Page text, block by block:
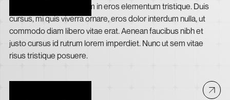
Suspendisse varius enim in eros elementum tristique. Duis
cursus, mi quis viverra ornare, eros dolor interdum nulla, ut
commodo diam libero vitae erat. Aenean faucibus nibh et
justo cursus id rutrum lorem imperdiet. Nunc ut sem vitae
risus tristique posuere.